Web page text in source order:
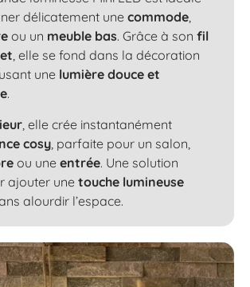
délicatement unecommode,
ou un meuble bas. Grâce à son fil
, elle se fond dans la décoration
une lumière douce et
.
, elle crée instantanément
cosy, parfaite pour un salon,
ou une entrée. Une solution
ajouter une touche lumineuse
alourdir l’espace.